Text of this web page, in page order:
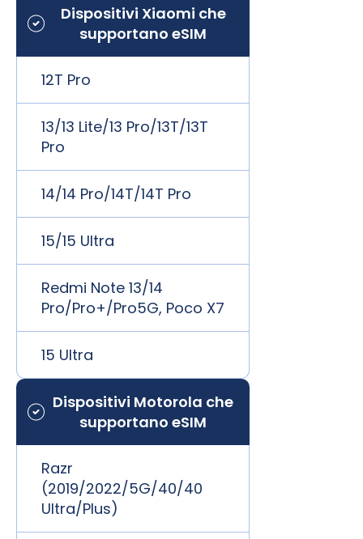
Dispositivi Xiaomi che
supportano eSIM
12T Pro
13/13 Lite/13 Pro/13T/13T
Pro
14/14 Pro/14T/14T Pro
15/15 Ultra
Redmi Note 13/14
Pro/Pro+/Pro5G, Poco X7
15 Ultra
Dispositivi Motorola che
supportano eSIM
Razr
(2019/2022/5G/40/40
Ultra/Plus)